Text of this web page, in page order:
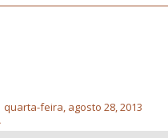
quarta-feira, agosto 28, 2013